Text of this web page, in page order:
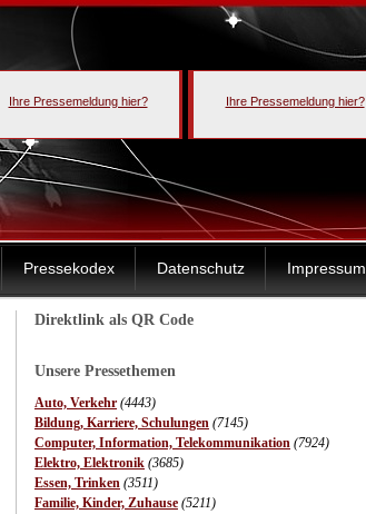
Ihre Pressemeldung hier? Ihre Pressemeldung hier?
Pressekodex Datenschutz Impressum
Direktlink als QR Code
Unsere Pressethemen
Auto, Verkehr (4443)
Bildung, Karriere, Schulungen (7145)
Computer, Information, Telekommunikation (7924)
Elektro, Elektronik (3685)
Essen, Trinken (3511)
Familie, Kinder, Zuhause (5211)